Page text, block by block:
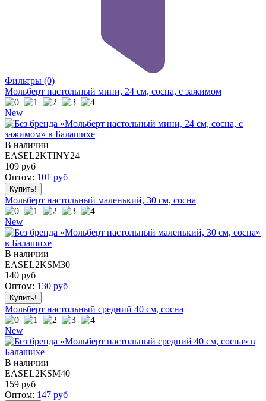
Фильтры (0)
Мольберт настольный мини, 24 см, сосна, с зажимом
New
В наличии
EASEL2KTINY24
109 руб
Оптом: 101 руб
Мольберт настольный маленький, 30 см, сосна
New
В наличии
EASEL2KSM30
140 руб
Оптом: 130 руб
Мольберт настольный средний 40 см, сосна
New
В наличии
EASEL2KSM40
159 руб
Оптом: 147 руб